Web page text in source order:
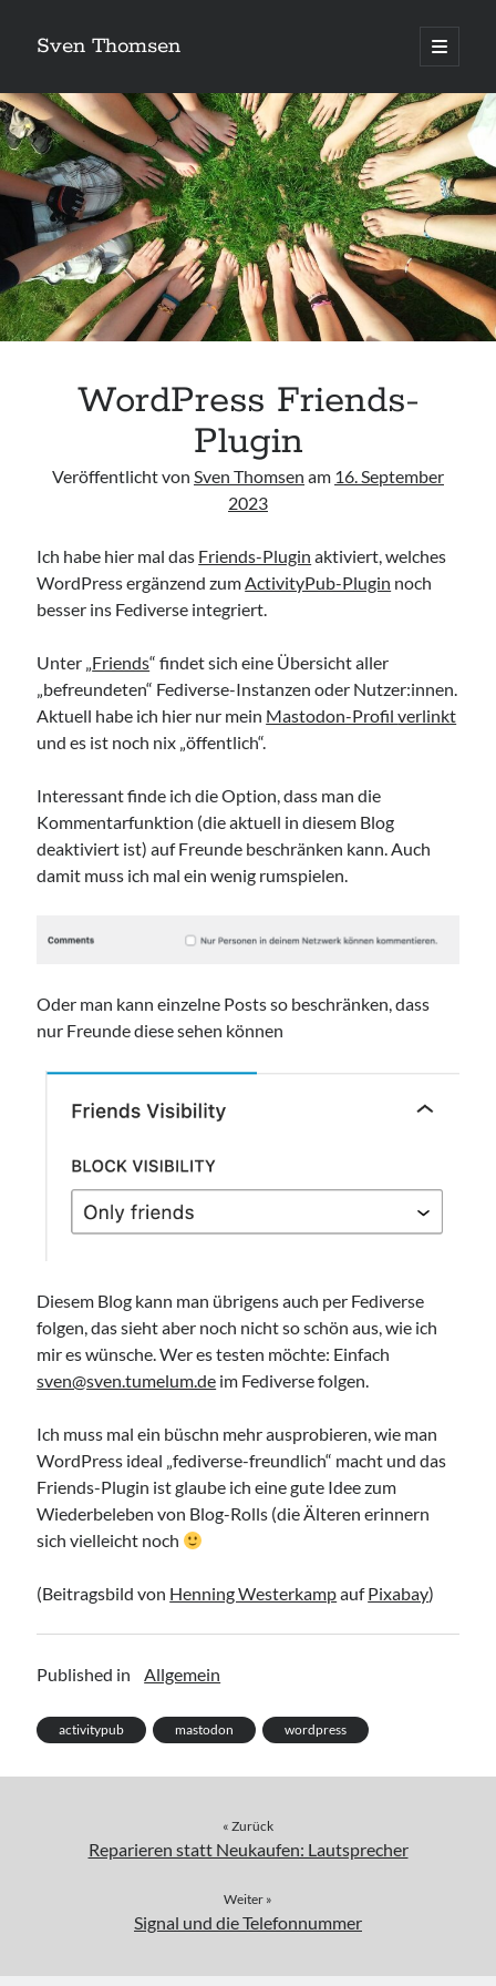
Sven Thomsen
open
primary
WordPress Friends-
Plugin
Veröffentlicht von Sven Thomsen am 16. September
2023
Ich habe hier mal das Friends-Plugin aktiviert, welches
WordPress ergänzend zumActivityPub-Plugin noch
besser ins Fediverse integriert.
Unter „Friends“ findet sich eine Übersicht aller
„befreundeten“ Fediverse-Instanzen oder Nutzer:innen.
Aktuell habe ich hier nur mein Mastodon-Profilverlinkt
und es ist noch nix „öffentlich“.
Interessant finde ich die Option, dass man die
Kommentarfunktion (die aktuell in diesem Blog
deaktiviert ist) auf Freunde beschränken kann. Auch
damit muss ich mal ein wenig rumspielen.
Oder man kann einzelne Posts so beschränken, dass
nur Freunde diese sehen können
Diesem Blog kann man übrigens auch per Fediverse
folgen, das sieht aber noch nicht so schön aus, wie ich
mir es wünsche. Wer es testen möchte: Einfach
sven@sven.tumelum.de im Fediverse folgen.
Ich muss mal ein büschn mehr ausprobieren, wie man
WordPress ideal „fediverse-freundlich“ macht und das
Friends-Plugin ist glaube ich eine gute Idee zum
Wiederbeleben von Blog-Rolls (die Älteren erinnern
sich vielleicht noch
(Beitragsbild von Henning WesterkampaufPixabay)
Published in Allgemein
activitypub mastodon wordpress
« Zurück
Reparieren statt Neukaufen: Lautsprecher
Weiter »
Signal und die Telefonnummer